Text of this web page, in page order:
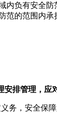
负有安全
的范围内承
排管理，应
务，安全保